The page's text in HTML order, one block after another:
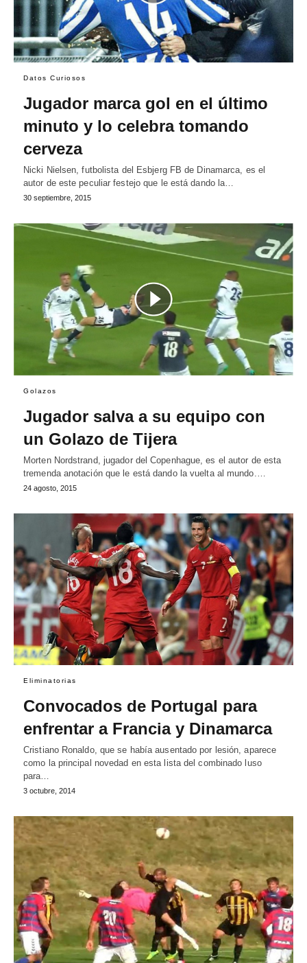
Datos Curiosos
Jugador marca gol en el último
minuto y lo celebra tomando
cerveza
Nicki Nielsen, futbolista del Esbjerg FB de Dinamarca, es el
autor de este peculiar festejo que le está dando la…
30 septiembre, 2015
Golazos
Jugador salva a su equipo con
un Golazo de Tijera
Morten Nordstrand, jugador del Copenhague, es el autor de esta
tremenda anotación que le está dando la vuelta al mundo.…
24 agosto, 2015
Eliminatorias
Convocados de Portugal para
enfrentar a Francia y Dinamarca
Cristiano Ronaldo, que se había ausentado por lesión, aparece
como la principal novedad en esta lista del combinado luso
para…
3 octubre, 2014